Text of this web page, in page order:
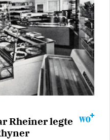
Rheiner legte